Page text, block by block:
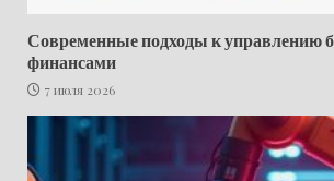
Современные подходы к управлению
финансами
7 июля 2026